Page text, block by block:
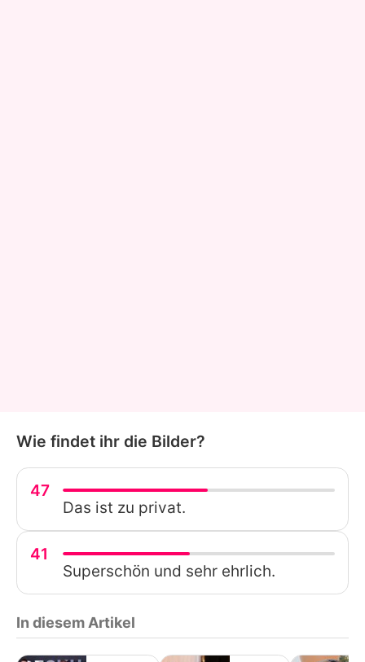
Wie findet ihr die Bilder?
47
Das ist zu privat.
41
Superschön und sehr ehrlich.
In diesem Artikel